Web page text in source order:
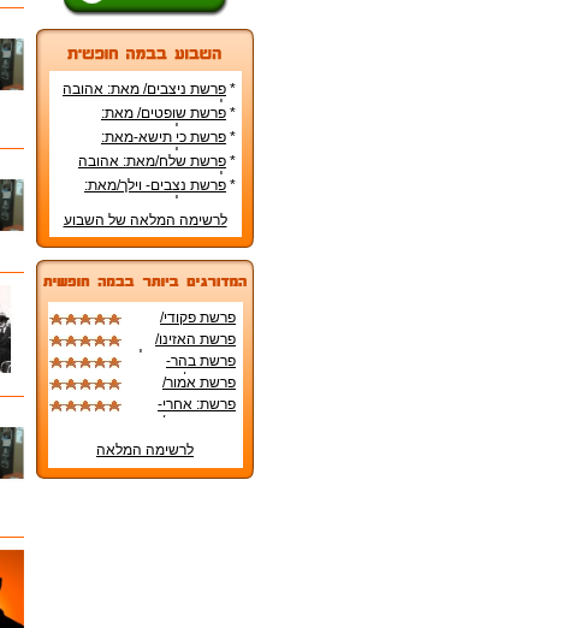
* פרשת ניצבים/ מאת: אהובה
קליין.
* פרשת שופטים/ מאת:
אהובה קליין.
* פרשת כי תישא-מאת:
אהובה קליין.
* פרשת שלח/מאת: אהובה
קליין.
* פרשת נצבים- וילך/מאת:
אהובה קליין.
לרשימה המלאה של השבוע
פרשת פקודי/
מאת: אהובה
קליין.
פרשת האזינו/
מאת: אהובה קליין
פרשת בהר-
בחוקותיי/ מאת:
אהובה קליין.
פרשת אמור/
מאת: אהובה
קליין.
פרשת: אחרי-
מות,קדושים/
לרשימה המלאה